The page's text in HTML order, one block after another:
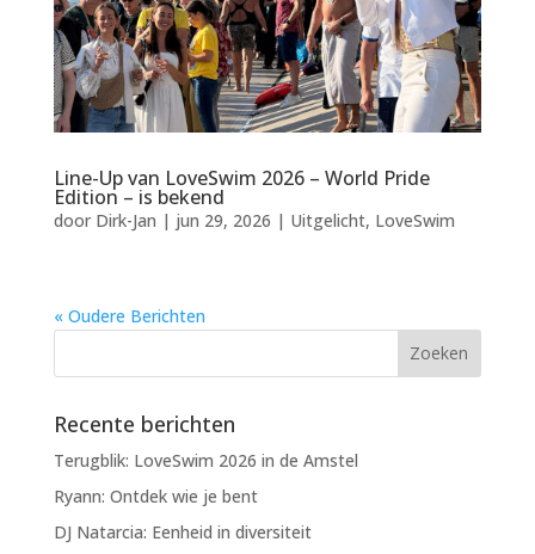
Line-Up van LoveSwim 2026 – World Pride
Edition – is bekend
door Dirk-Jan | jun 29, 2026 | Uitgelicht, LoveSwim
« Oudere Berichten
Recente berichten
Terugblik: LoveSwim 2026 in de Amstel
Ryann: Ontdek wie je bent
DJ Natarcia: Eenheid in diversiteit